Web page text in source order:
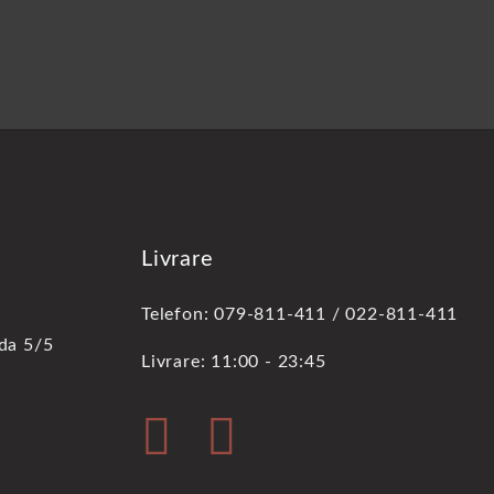
5/5
Livrare
Telefon: 079-811-411 / 022-811-411
Livrare: 11:00 - 23:45